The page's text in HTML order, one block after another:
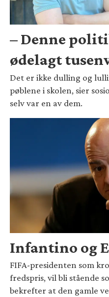
– Denne
ødelagt
Det er ikke dulling og
pøblene i skolen, sier
selv var en av dem.
Infantino og
FIFA-presidenten som
fredspris, vil bli stående
bekrefter at den gamle